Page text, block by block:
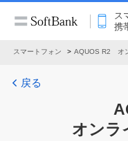
ス
携
スマートフォン AQUOS R2 オ
戻る
オンラ